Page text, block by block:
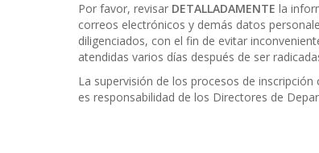
Por favor, revisar DETALLADAMENTE la
correos electrónicos y demás datos
diligenciados, con el fin de evitar
atendidas varios días después de ser
La supervisión de los procesos de
es responsabilidad de los Directores de